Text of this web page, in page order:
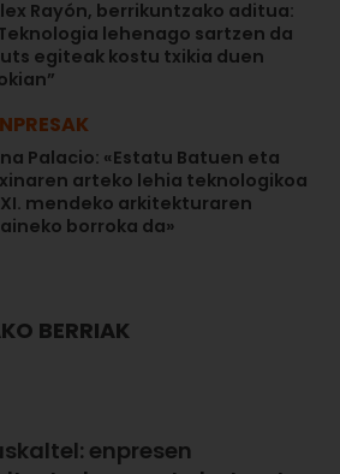
Rayón, berrikuntzako aditua:
lehenago sartzen da
egiteak kostu txikia duen
Palacio: «Estatu Batuen eta
arteko lehia teknologikoa
mendeko arkitekturaren
borroka da»
BERRIAK
enpresen